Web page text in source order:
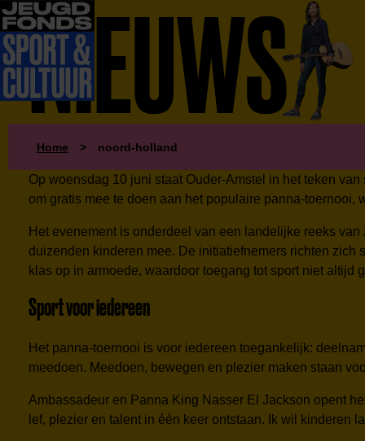
NIEUWS
Home > noord-holland
Op woensdag 10 juni staat Ouder-Amstel in het teken
om gratis mee te doen aan het populaire panna-toernooi,
Het evenement is onderdeel van een landelijke reeks
duizenden kinderen mee. De initiatiefnemers richten
klas op in armoede, waardoor toegang tot sport niet altijd
Sport voor iedereen
Het panna-toernooi is voor iedereen toegankelijk:
meedoen. Meedoen, bewegen en plezier maken staan
Ambassadeur en Panna King Nasser El Jackson opent
lef, plezier en talent in één keer ontstaan. Ik wil kinderen